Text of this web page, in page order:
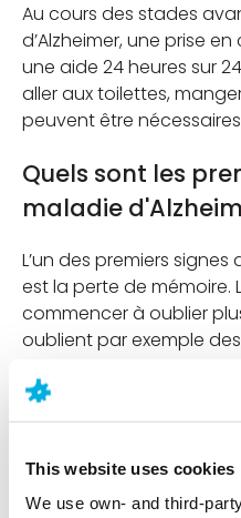
This website uses cookies
We use own- and third-
Au cours des stades
d’Alzheimer, une prise
une aide 24 heures sur
aller aux toilettes,
peuvent être
Quels sont les
maladie
L’un des premiers
est la perte de mémoire.
commencer à oublier
oublient par exemple
importants ou des
personne présentant
maladie d’Alzheimer
tels que les notes
téléphones portables.